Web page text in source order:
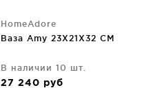
HomeAdore
Ваза Amy 23X21X32 CM
В наличии 10 шт.
27 240 руб